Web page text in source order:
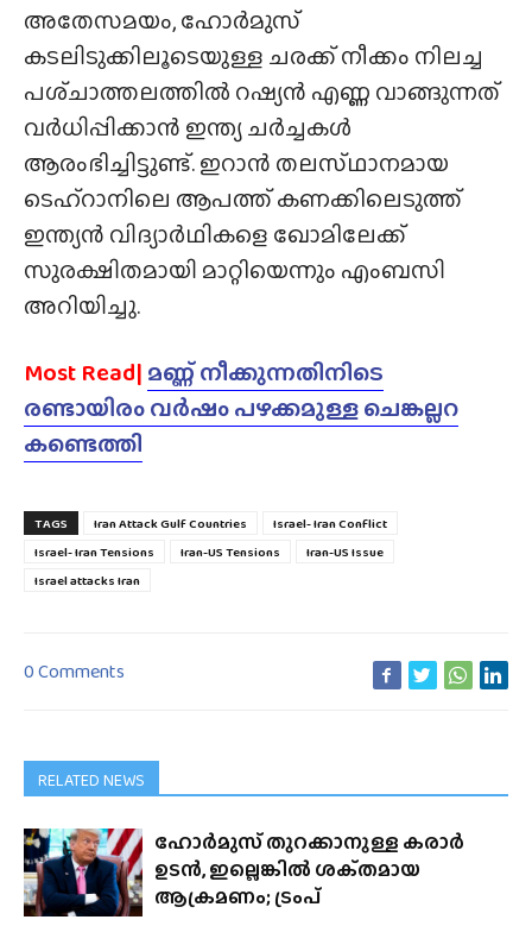
അതേസമയം, ഹോർമുസ്
കടലിടുക്കിലൂടെയുള്ള ചരക്ക് നീക്കം നിലച്ച
പശ്‌ചാത്തലത്തിൽ റഷ്യൻ എണ്ണ വാങ്ങുന്നത്
വർധിപ്പിക്കാൻ ഇന്ത്യ ചർച്ചകൾ
ആരംഭിച്ചിട്ടുണ്ട്. ഇറാൻ തലസ്‌ഥാനമായ
ടെഹ്റാനിലെ ആപത്ത് കണക്കിലെടുത്ത്
ഇന്ത്യൻ വിദ്യാർഥികളെ ഖോമിലേക്ക്
സുരക്ഷിതമായി മാറ്റിയെന്നും എംബസി
അറിയിച്ചു.
Most Read| മണ്ണ് നീക്കുന്നതിനിടെ
രണ്ടായിരം വർഷം പഴക്കമുള്ള ചെങ്കല്ലറ
കണ്ടെത്തി
TAGS Iran Attack Gulf Countries
Israel- Iran Conflict
Israel- Iran Tensions
Iran-US Tensions
Iran-US Issue
Israel attacks Iran
0 Comments
RELATED NEWS
ഹോർമുസ് തുറക്കാനുള്ള കരാർ
ഉടൻ, ഇല്ലെങ്കിൽ ശക്‌തമായ
ആക്രമണം; ട്രംപ്